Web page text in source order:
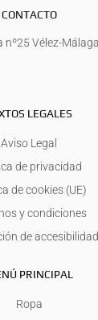
CONTACTO
nº25 Vélez-
LEGALES
Aviso Legal
de privacidad
de cookies (UE)
y condiciones
de accesibilidad
PRINCIPAL
Ropa